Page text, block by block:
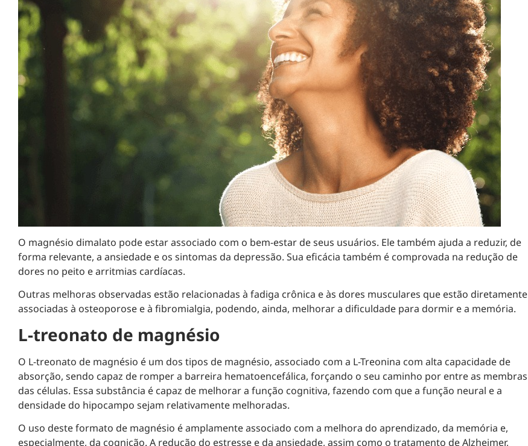
O magnésio dimalato pode estar associado com o bem-estar de seus usuários. Ele também ajuda a reduzir, de
forma relevante, a ansiedade e os sintomas da depressão. Sua eficácia também é comprovada na redução de
dores no peito e arritmias cardíacas.
Outras melhoras observadas estão relacionadas à fadiga crônica e às dores musculares que estão diretamente
associadas à osteoporose e à fibromialgia, podendo, ainda, melhorar a dificuldade para dormir e a memória.
L-treonato de magnésio
O L-treonato de magnésio é um dos tipos de magnésio, associado com a L-Treonina com alta capacidade de
absorção, sendo capaz de romper a barreira hematoencefálica, forçando o seu caminho por entre as membras
das células. Essa substância é capaz de melhorar a função cognitiva, fazendo com que a função neural e a
densidade do hipocampo sejam relativamente melhoradas.
O uso deste formato de magnésio é amplamente associado com a melhora do aprendizado, da memória e,
especialmente, da cognição. A redução do estresse e da ansiedade, assim como o tratamento de Alzheimer,